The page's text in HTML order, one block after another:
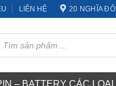
LIÊN HỆ 20 NGHĨA ĐÔ
– BATTERY CÁC LOẠI